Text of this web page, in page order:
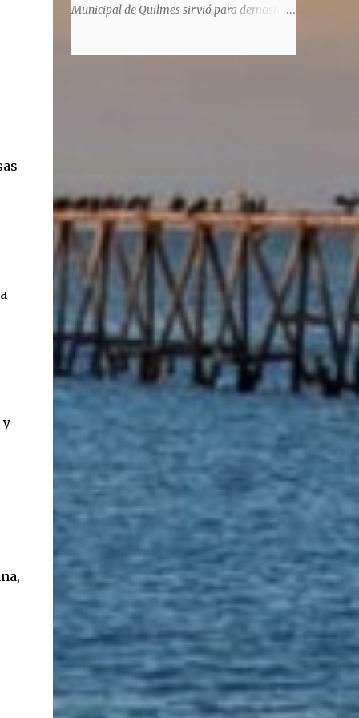
y
significaba de ninguna manera que era ad
Municipal de Quilmes sirvió para demostrar
también está lo vivido en su España natal,
con el tema de la guerra civil que sufrió la
familia y tuvo la grieta que instaló el
generalisimo Franco con una enorme cuota
de torturas, persecución, secuestros,
prisiones. El dolor vivido en carne propia y
trasladado a la piel, para contar todo lo
padecido. El relato tiene morriña, saudades,
el canto a Galicia, tierra de los padres y
ancestros que llegaron a integrar la inmensa
masa de inmigrantes que ar...